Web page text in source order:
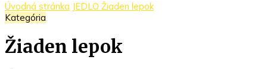
Úvodná stránka JEDLO Žiaden lepok
Kategória
Žiaden lepok